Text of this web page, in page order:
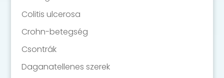
Colitis ulcerosa
Crohn-betegség
Csontrák
Daganatellenes szerek